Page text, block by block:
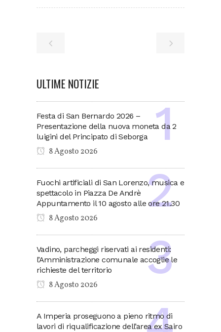
ULTIME NOTIZIE
Festa di San Bernardo 2026 –
Presentazione della nuova moneta da 2
luigini del Principato di Seborga
8 Agosto 2026
Fuochi artificiali di San Lorenzo, musica e
spettacolo in Piazza De Andrè
Appuntamento il 10 agosto alle ore 21.30
8 Agosto 2026
Vadino, parcheggi riservati ai residenti:
l’Amministrazione comunale accoglie le
richieste del territorio
8 Agosto 2026
A Imperia proseguono a pieno ritmo di
lavori di riqualificazione dell’area ex Sairo